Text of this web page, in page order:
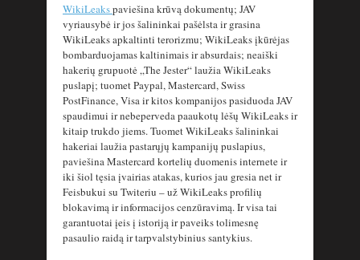
WikiLeakspaviešina krūvą dokumentų; JAV
vyriausybė ir jos šalininkai pašėlsta ir grasina
WikiLeaks apkaltinti terorizmu; WikiLeaks įkūrėjas
bombarduojamas kaltinimais ir absurdais; neaiški
hakerių grupuotė „The Jester“ laužia WikiLeaks
puslapį; tuomet Paypal, Mastercard, Swiss
PostFinance, Visa ir kitos kompanijos pasiduoda JAV
spaudimui ir nebeperveda paaukotų lėšų WikiLeaks ir
kitaip trukdo jiems. Tuomet WikiLeaks šalininkai
hakeriai laužia pastarųjų kampanijų puslapius,
paviešina Mastercard kortelių duomenis internete ir
iki šiol tęsia įvairias atakas, kurios jau gresia net ir
Feisbukui su Twiteriu – už WikiLeaks profilių
blokavimą ir informacijos cenzūravimą. Ir visa tai
garantuotai įeis į istoriją ir paveiks tolimesnę
pasaulio raidą ir tarpvalstybinius santykius.